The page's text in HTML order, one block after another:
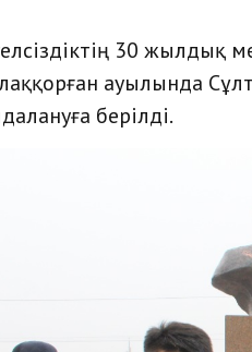
30 жылдық
ауылында
берілді.